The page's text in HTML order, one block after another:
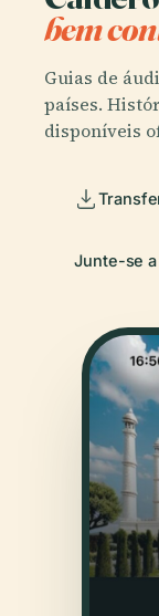
bem
Guias de
países.
disponíveis
Junte-se